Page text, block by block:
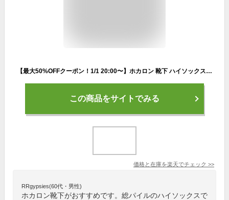
【最大50%OFFクーポン！1/1 20:00〜】ホカロン 靴下 ハイソックス メンズ 総パイル 25.0cm-28.0cm 3足組 ブラック ルームソックス 冬 防寒 冷え 冷え取り 暖か 送料無料 防寒 プレゼント カイロ おうち時間 温活 おうちで 温かい 黒靴下 ぽかぽか あった
この商品をサイトでみる
価格と在庫を楽天でチェック >>
RRgypsies(60代・男性)
ホカロン靴下がおすすめです。総パイルのハイソックスで